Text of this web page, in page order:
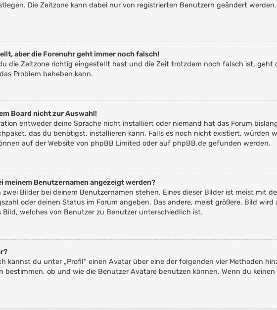
Die Zeitzone kann dabei nur von registrierten Benutzern geändert
aber die Forenuhr geht immer noch falsch!
die Zeitzone richtig eingestellt hast und die Zeit trotzdem noch falsch ist, geht
Problem beheben kann.
Board nicht zur Auswahl!
entweder deine Sprache nicht installiert oder niemand hat das Forum
das du benötigst, installieren kann. Falls es noch nicht existiert, würden
auf der Website von phpBB Limited oder auf phpBB.de gefunden werden.
meinem Benutzernamen angezeigt werden?
Bilder bei deinem Benutzernamen stehen. Eines dieser Bilder ist meist mit
oder deinen Status im Forum angeben. Das andere, meist größere, Bild
Bild, welches von Benutzer zu Benutzer unterschiedlich ist.
kannst du unter „Profil“ einen Avatar über eine der folgenden vier Methoden
bestimmen, ob und wie die Benutzer Avatare benutzen können. Wenn du